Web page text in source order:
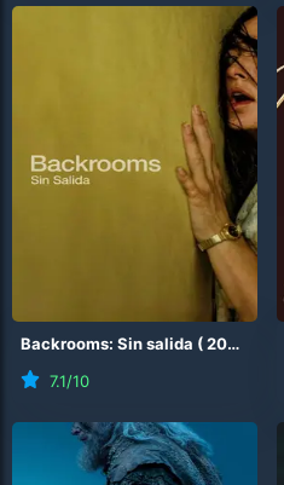
Backrooms: Sin salida (2026
7.1/10